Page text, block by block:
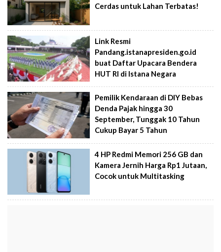
Cerdas untuk Lahan Terbatas!
Link Resmi
Pandang.istanapresiden.go.id
buat Daftar Upacara Bendera
HUT RI di Istana Negara
Pemilik Kendaraan di DIY Bebas
Denda Pajak hingga 30
September, Tunggak 10 Tahun
Cukup Bayar 5 Tahun
4 HP Redmi Memori 256 GB dan
Kamera Jernih Harga Rp1 Jutaan,
Cocok untuk Multitasking